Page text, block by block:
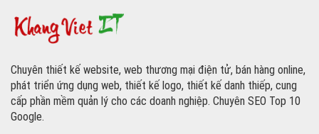
Chuyên thiết kế website, web thương mại điện tử, bán hàng online,
phát triển ứng dụng web, thiết kế logo, thiết kế danh thiếp, cung
cấp phần mềm quản lý cho các doanh nghiệp. Chuyên SEO Top 10
Google.